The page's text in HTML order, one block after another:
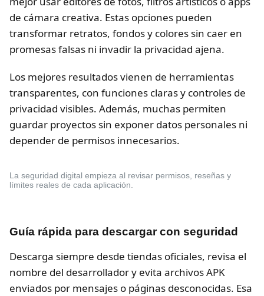
de cámara creativa. Estas opciones pueden
transformar retratos, fondos y colores sin caer en
promesas falsas ni invadir la privacidad ajena.
Los mejores resultados vienen de herramientas
transparentes, con funciones claras y controles de
privacidad visibles. Además, muchas permiten
guardar proyectos sin exponer datos personales ni
depender de permisos innecesarios.
La seguridad digital empieza al revisar permisos, reseñas y
límites reales de cada aplicación.
Guía rápida para descargar con seguridad
Descarga siempre desde tiendas oficiales, revisa el
nombre del desarrollador y evita archivos APK
enviados por mensajes o páginas desconocidas. Esa